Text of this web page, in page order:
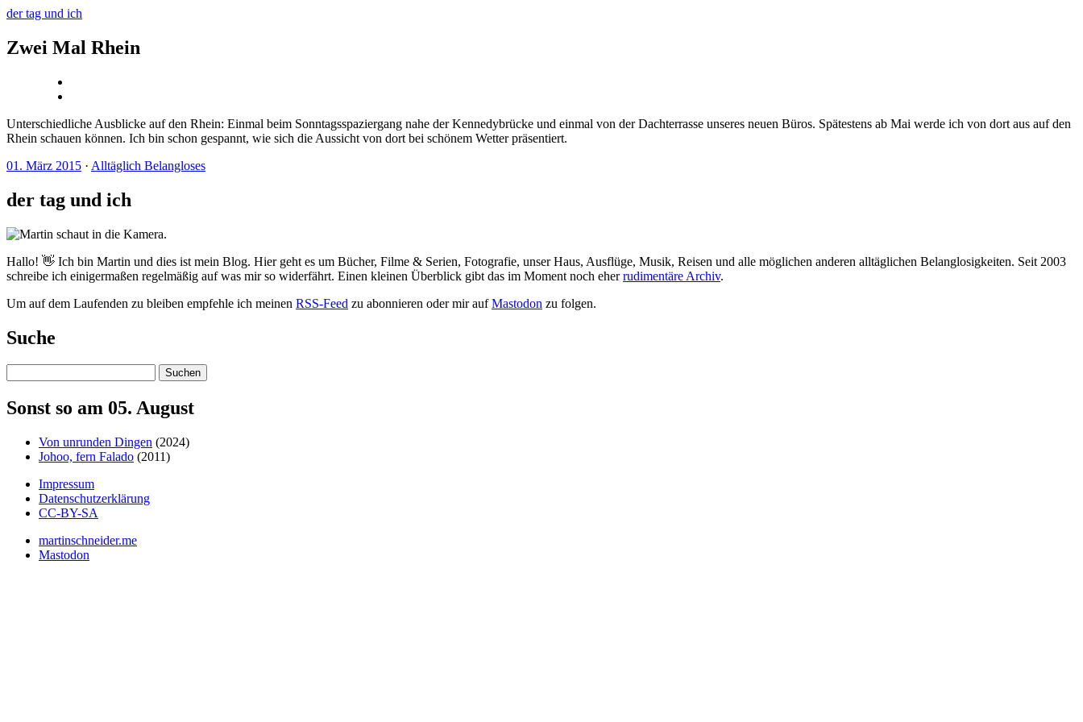
der tag und ich
Zwei Mal Rhein
Unterschiedliche Ausblicke auf den Rhein: Einmal beim Sonntagsspaziergang nahe der Kennedybrücke und einmal von der Dachterrasse unseres neuen Büros. Spätestens ab Mai werde ich von dort aus auf den
Rhein schauen können. Ich bin schon gespannt, wie sich die Aussicht von dort bei schönem Wetter präsentiert.
01. März 2015 · Alltäglich Belangloses
der tag und ich
Hallo! 👋 Ich bin Martin und dies ist mein Blog. Hier geht es um Bücher, Filme & Serien, Fotografie, unser Haus, Ausflüge, Musik, Reisen und alle möglichen anderen alltäglichen Belanglosigkeiten. Seit 2003
schreibe ich einigermaßen regelmäßig auf was mir so widerfährt. Einen kleinen Überblick gibt das im Moment noch eherrudimentäre Archiv.
Um auf dem Laufenden zu bleiben empfehle ich meinen RSS-Feed zu abonnieren oder mir aufMastodon zu folgen.
Suche
Suchen
Sonst so am 05. August
Von unrunden Dingen (2024)
Johoo, fern Falado (2011)
Impressum
Datenschutzerklärung
CC-BY-SA
martinschneider.me
Mastodon